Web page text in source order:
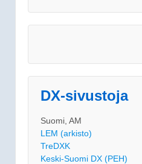
DX-sivustoja
Suomi, AM
LEM (arkisto)
TreDXK
Keski-Suomi DX (PEH)